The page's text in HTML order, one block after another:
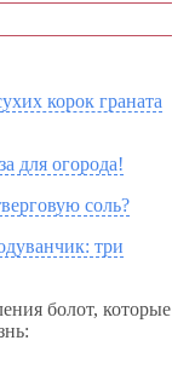
корок граната
для огорода!
соль?
три
болот, которые